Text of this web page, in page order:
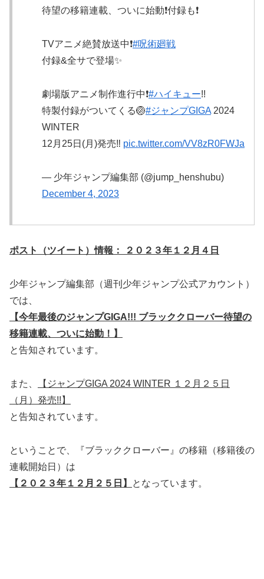
待望の移籍連載、ついに始動❗️付録も❗️
TVアニメ絶賛放送中❗️#呪術廻戦
付録&全サで登場✨
劇場版アニメ制作進行中❗️#ハイキュー!!
特製付録がついてくる🏐#ジャンプGIGA 2024
WINTER
12月25日(月)発売‼️ pic.twitter.com/VV8zR0FWJa
— 少年ジャンプ編集部 (@jump_henshubu)
December 4, 2023
ポスト（ツイート）情報： ２０２３年１２月４日
少年ジャンプ編集部（週刊少年ジャンプ公式アカウント）
では、
【今年最後のジャンプGIGA!!! ブラッククローバー待望の
移籍連載、ついに始動！】
と告知されています。
また、
【ジャンプGIGA 2024 WINTER １２月２５日
（月）発売!!】
と告知されています。
ということで、『ブラッククローバー』の移籍（移籍後の
連載開始日）は
【２０２３年１２月２５日】
となっています。